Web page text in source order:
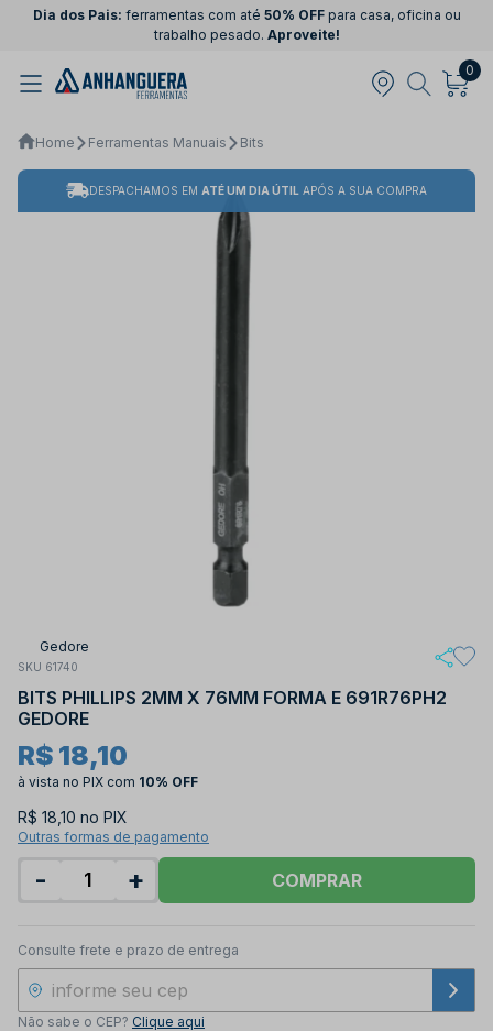
Dia dos Pais: ferramentas com até 50% OFFpara casa, oficina ou
trabalho pesado. Aproveite!
0
Home Ferramentas Manuais Bits
DESPACHAMOS EM ATÉ UM DIA ÚTIL APÓS A SUA COMPRA
Gedore
SKU 61740
BITS PHILLIPS 2MM X 76MM FORMA E 691R76PH2
GEDORE
R$ 18,10
à vista no PIX com 10% OFF
R$ 18,10 no PIX
Outras formas de pagamento
- + COMPRAR
Consulte frete e prazo de entrega
Não sabe o CEP? Clique aqui